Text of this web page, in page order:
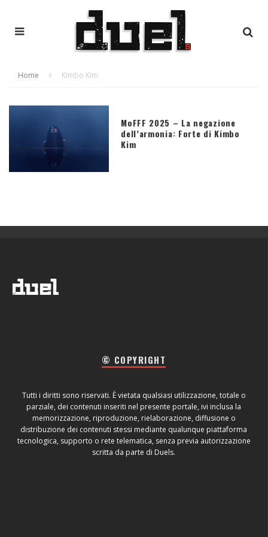
Home Kimbo Kim
MoFFF 2025 – La negazione
dell’armonia: Forte di Kimbo
Kim
© COPYRIGHT
Tutti i diritti sono riservati. È vietata qualsiasi utilizzazione, totale o
parziale, dei contenuti inseriti nel presente portale, ivi inclusa la
memorizzazione, riproduzione, rielaborazione, diffusione o
distribuzione dei contenuti stessi mediante qualunque piattaforma
tecnologica, supporto o rete telematica, senza previa autorizzazione
scritta da parte di Duels.